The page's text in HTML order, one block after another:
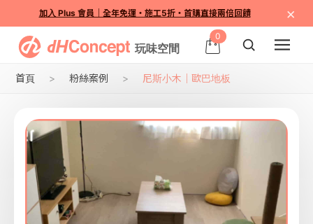
加入 Plus 會員｜全年免運・施工5折・首購直接兩倍回饋 ×
0
首頁 粉絲案例 尼斯小木｜歐巴地板